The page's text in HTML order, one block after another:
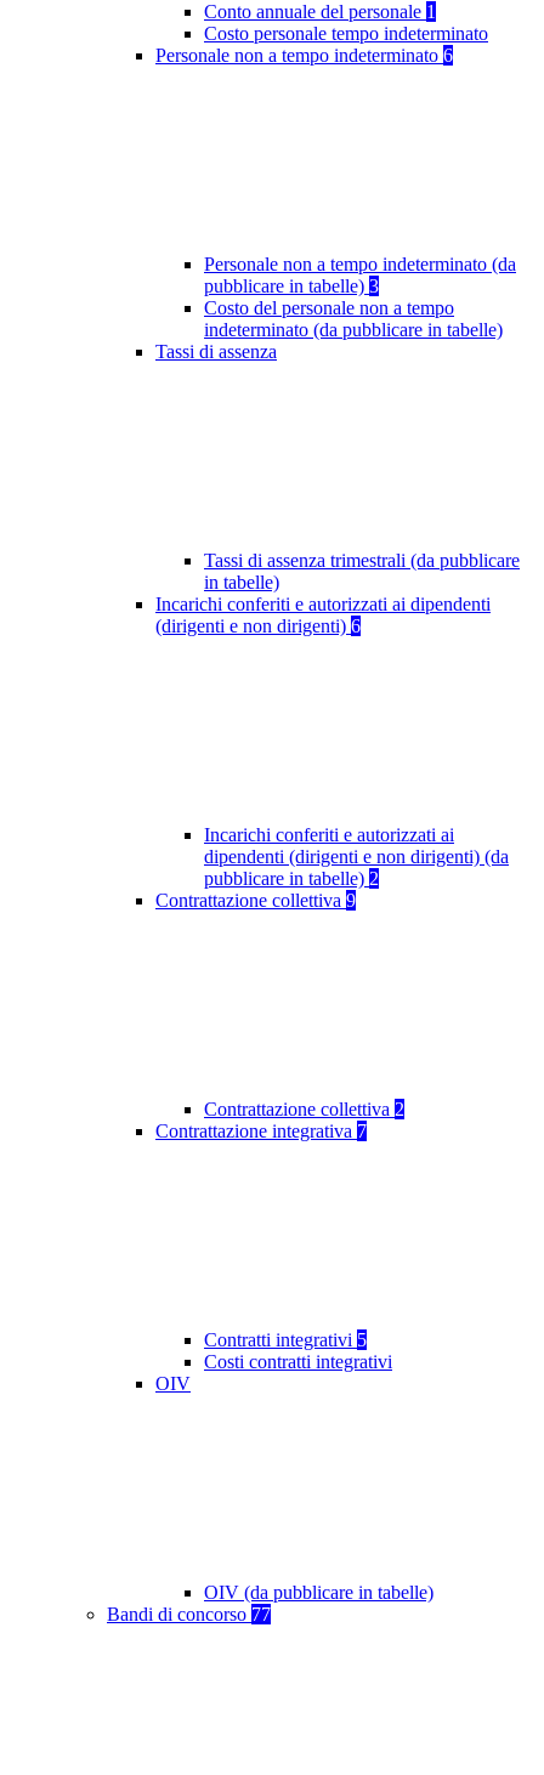
Conto annuale del personale 1
Costo personale tempo indeterminato
Personale non a tempo indeterminato 6
Personale non a tempo indeterminato (da
pubblicare in tabelle) 3
Costo del personale non a tempo
indeterminato (da pubblicare in tabelle)
Tassi di assenza
Tassi di assenza trimestrali (da pubblicare
in tabelle)
Incarichi conferiti e autorizzati ai dipendenti
(dirigenti e non dirigenti) 6
Incarichi conferiti e autorizzati ai
dipendenti (dirigenti e non dirigenti) (da
pubblicare in tabelle) 2
Contrattazione collettiva 9
Contrattazione collettiva 2
Contrattazione integrativa 7
Contratti integrativi 5
Costi contratti integrativi
OIV
OIV (da pubblicare in tabelle)
Bandi di concorso 77